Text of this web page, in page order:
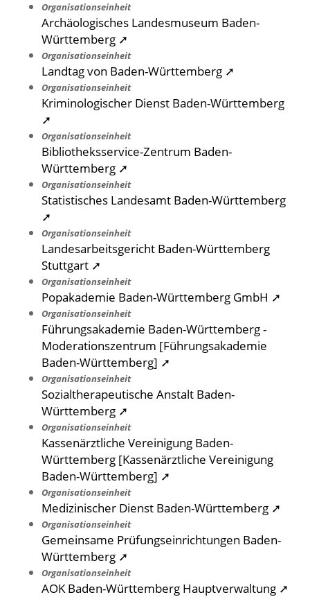
Organisationseinheit
Archäologisches Landesmuseum Baden-
Württemberg ➚
Organisationseinheit
Landtag von Baden-Württemberg ➚
Organisationseinheit
Kriminologischer Dienst Baden-Württemberg
➚
Organisationseinheit
Bibliotheksservice-Zentrum Baden-
Württemberg ➚
Organisationseinheit
Statistisches Landesamt Baden-Württemberg
➚
Organisationseinheit
Landesarbeitsgericht Baden-Württemberg
Stuttgart ➚
Organisationseinheit
Popakademie Baden-Württemberg GmbH ➚
Organisationseinheit
Führungsakademie Baden-Württemberg -
Moderationszentrum [Führungsakademie
Baden-Württemberg] ➚
Organisationseinheit
Sozialtherapeutische Anstalt Baden-
Württemberg ➚
Organisationseinheit
Kassenärztliche Vereinigung Baden-
Württemberg [Kassenärztliche Vereinigung
Baden-Württemberg] ➚
Organisationseinheit
Medizinischer Dienst Baden-Württemberg ➚
Organisationseinheit
Gemeinsame Prüfungseinrichtungen Baden-
Württemberg ➚
Organisationseinheit
AOK Baden-Württemberg Hauptverwaltung ➚